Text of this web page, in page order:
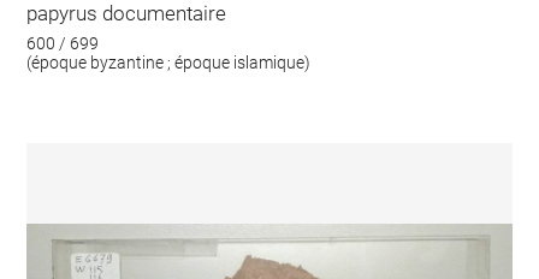
papyrus documentaire
600 / 699
(époque byzantine ; époque islamique)